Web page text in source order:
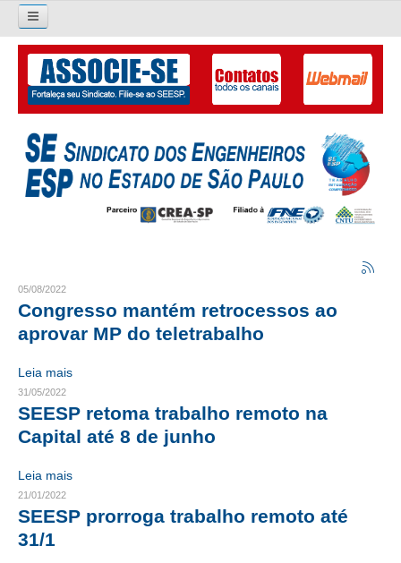
Pesquisar...
O SINDICATO
APRESENTAÇÃO
PALAVRA DO PRESIDENTE
LIVRO GESTÃO 2026-2029
SUBSEDES SINDICAIS
ORGANOGRAMA
CRESCE BRASIL
CONSELHO TECNOLÓGICO
COMPOSIÇÃO
05/08/2022
Congresso mantém retrocessos ao
aprovar MP do teletrabalho
Leia mais
31/05/2022
SEESP retoma trabalho remoto na
Capital até 8 de junho
Leia mais
21/01/2022
SEESP prorroga trabalho remoto até
31/1